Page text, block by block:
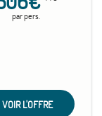
par pers.
VOIR L'OFFRE